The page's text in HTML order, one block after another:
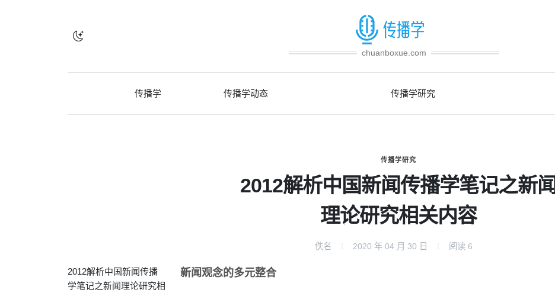
chuanboxue.com
传播学 传播学动态 传播学研究
传播学研究
2012解析中国新闻传播学笔记之新闻
理论研究相关内容
佚名 2020 年 04 月 30 日 阅读 6
2012解析中国新闻传播
学笔记之新闻理论研究相
新闻观念的多元整合